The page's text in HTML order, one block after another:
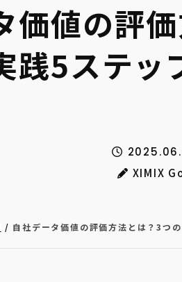
価値の評
践5ステッ
XIMIX
自社データ価値の評価方法とは？3つ